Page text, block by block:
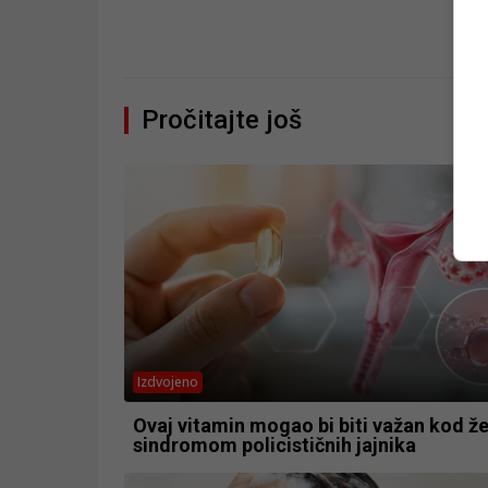
Pročitajte još
Izdvojeno
Ovaj vitamin mogao bi biti važan kod
sindromom policističnih jajnika